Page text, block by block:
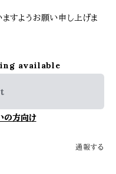
すようお願い申し上げま
available
の方向け
通報する